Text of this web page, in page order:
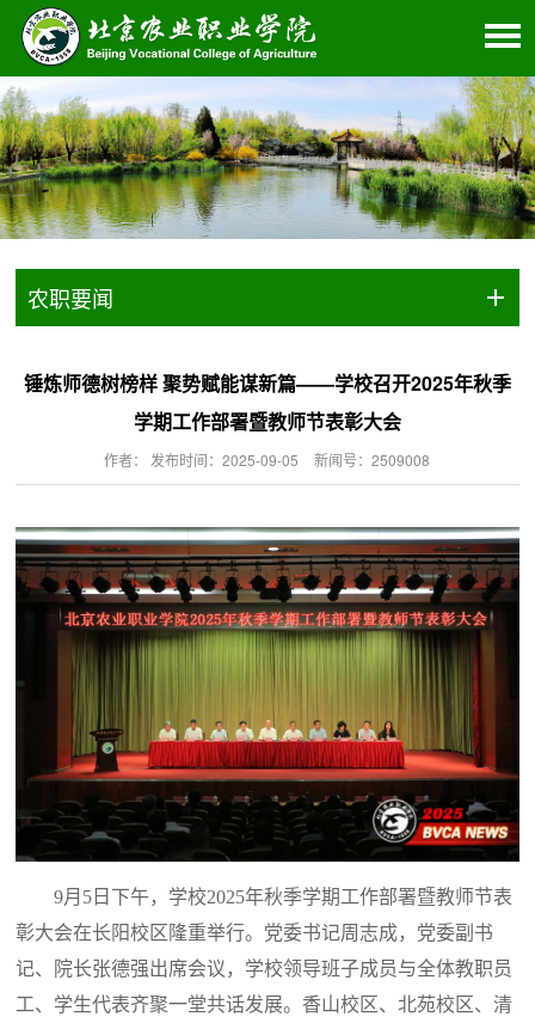
农职要闻
锤炼师德树榜样 聚势赋能谋新篇——学校召开2025年秋季
学期工作部署暨教师节表彰大会
作者： 发布时间：2025-09-05 新闻号：2509008
9月5日下午，学校2025年秋季学期工作部署暨教师节表
彰大会在长阳校区隆重举行。党委书记周志成，党委副书
记、院长张德强出席会议，学校领导班子成员与全体教职员
工、学生代表齐聚一堂共话发展。香山校区、北苑校区、清